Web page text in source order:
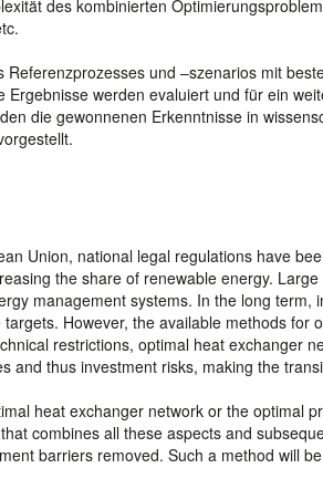
des kombinierten
und –szenarios mit
werden evaluiert und für ein
die gewonnenen Erkenntnisse in
Union, national legal regulations have
the share of renewable energy.
management systems. In the long term,
However, the available methods for
restrictions, optimal heat exchanger
and thus investment risks, making the
heat exchanger network or the optimal
combines all these aspects and
barriers removed. Such a method will